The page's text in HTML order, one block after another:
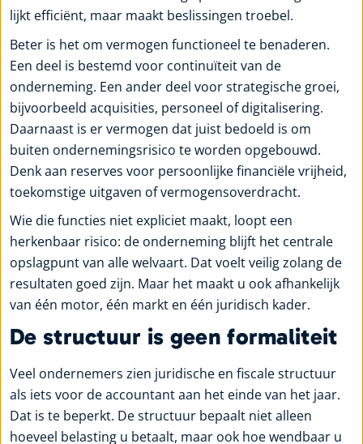
lijkt efficiënt, maar maakt beslissingen troebel.
Beter is het om vermogen functioneel te benaderen.
Een deel is bestemd voor continuïteit van de
onderneming. Een ander deel voor strategische groei,
bijvoorbeeld acquisities, personeel of digitalisering.
Daarnaast is er vermogen dat juist bedoeld is om
buiten ondernemingsrisico te worden opgebouwd.
Denk aan reserves voor persoonlijke financiële vrijheid,
toekomstige uitgaven of vermogensoverdracht.
Wie die functies niet expliciet maakt, loopt een
herkenbaar risico: de onderneming blijft het centrale
opslagpunt van alle welvaart. Dat voelt veilig zolang de
resultaten goed zijn. Maar het maakt u ook afhankelijk
van één motor, één markt en één juridisch kader.
De structuur is geen formaliteit
Veel ondernemers zien juridische en fiscale structuur
als iets voor de accountant aan het einde van het jaar.
Dat is te beperkt. De structuur bepaalt niet alleen
hoeveel belasting u betaalt, maar ook hoe wendbaar u